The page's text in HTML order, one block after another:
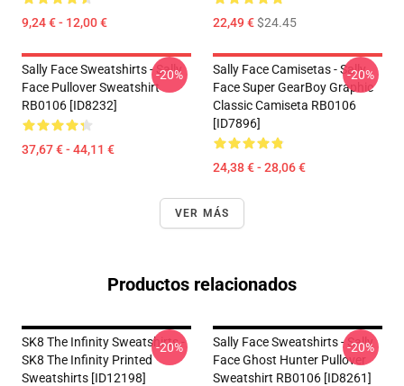
9,24 € - 12,00 € 22,49 €$24.45
Sally Face Sweatshirts - Sally
Face Pullover Sweatshirt
RB0106 [ID8232]
37,67 € - 44,11 €
-20%
Sally Face Camisetas - Sally
Face Super GearBoy Graphic
Classic Camiseta RB0106
[ID7896]
24,38 € - 28,06 €
-20%
VER MÁS
Productos relacionados
SK8 The Infinity Sweatshirts -
SK8 The Infinity Printed
Sweatshirts [ID12198]
-20%
Sally Face Sweatshirts - Sally
Face Ghost Hunter Pullover
Sweatshirt RB0106 [ID8261]
-20%